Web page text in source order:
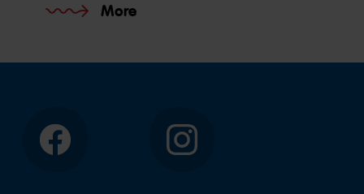
More
Facebook Instagram